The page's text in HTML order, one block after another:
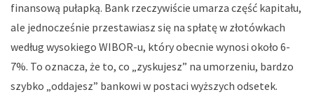
finansową pułapką. Bank rzeczywiście umarza część kapitału,
ale jednocześnie przestawiasz się na spłatę w złotówkach
według wysokiego WIBOR-u, który obecnie wynosi około 6-
7%. To oznacza, że to, co „zyskujesz” na umorzeniu, bardzo
szybko „oddajesz” bankowi w postaci wyższych odsetek.